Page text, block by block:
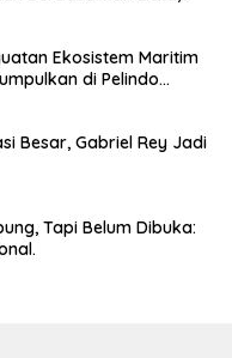
Ekosistem Maritim
di Pelindo
Besar, Gabriel Rey Jadi
Tapi Belum Dibuka: